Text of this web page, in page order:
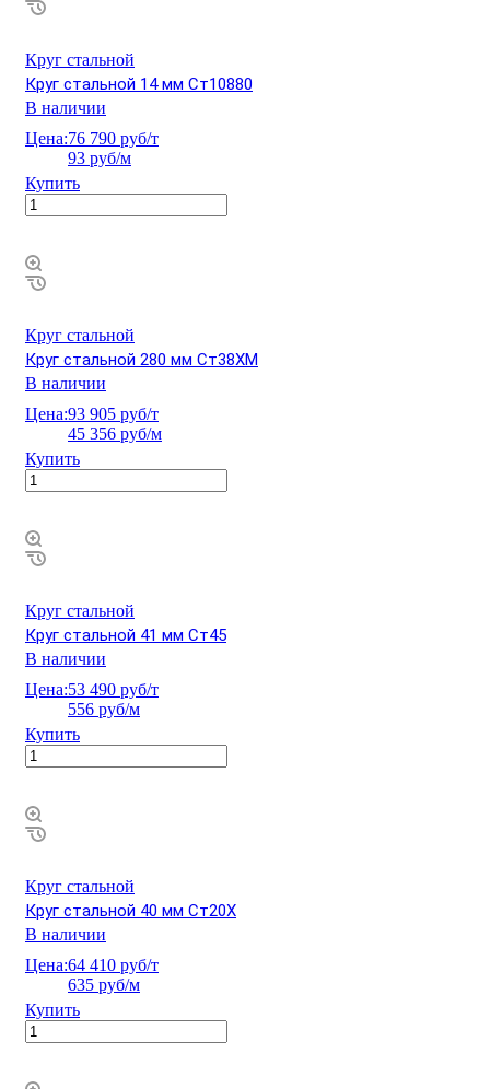
Круг стальной
Круг стальной 14 мм Ст10880
В наличии
Цена:76 790 руб/т
93 руб/м
Купить
Круг стальной
Круг стальной 280 мм Ст38ХМ
В наличии
Цена:93 905 руб/т
45 356 руб/м
Купить
Круг стальной
Круг стальной 41 мм Ст45
В наличии
Цена:53 490 руб/т
556 руб/м
Купить
Круг стальной
Круг стальной 40 мм Ст20Х
В наличии
Цена:64 410 руб/т
635 руб/м
Купить